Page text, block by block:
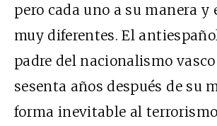
pero cada uno a su manera y
muy diferentes. El
padre del nacionalismo
sesenta años después de su
forma inevitable al